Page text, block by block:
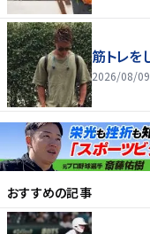
筋トレを
2026/08/
おすすめの記事